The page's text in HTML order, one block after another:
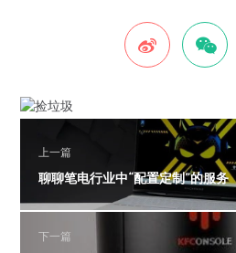
上一篇
聊聊笔电行业中“配置定制”的服务
下一篇